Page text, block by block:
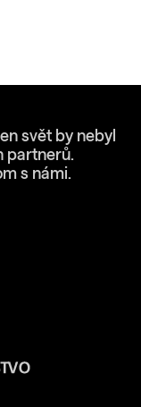
svět by nebyl
partnerů.
s námi.